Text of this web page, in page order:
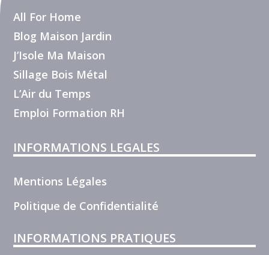
All For Home
Blog Maison Jardin
J’Isole Ma Maison
Sillage Bois Métal
L’Air du Temps
Emploi Formation RH
INFORMATIONS LEGALES
Mentions Légales
Politique de Confidentialité
INFORMATIONS PRATIQUES